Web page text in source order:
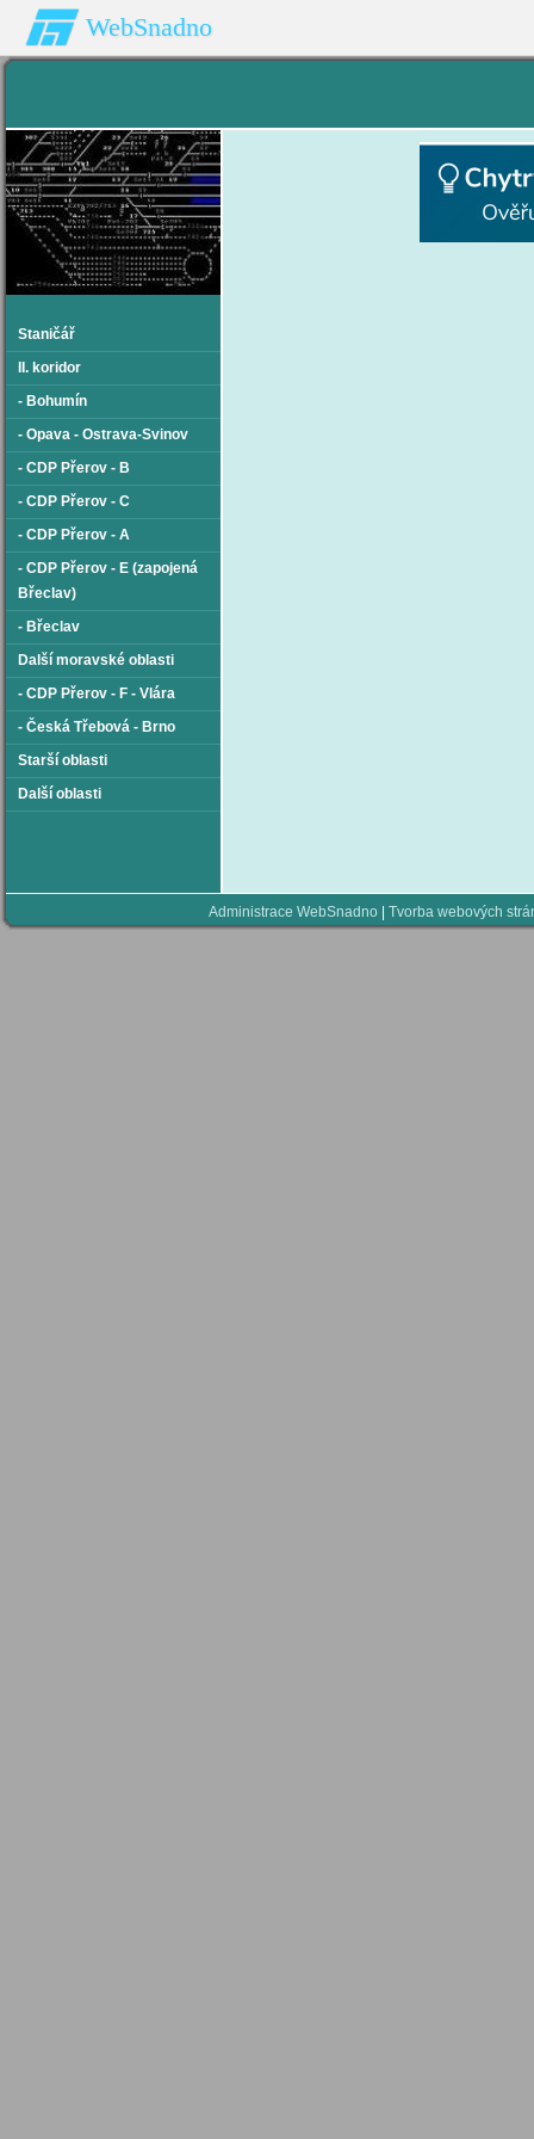
WebSnadno
Staničář
II. koridor
- Bohumín
- Opava - Ostrava-Svinov
- CDP Přerov - B
- CDP Přerov - C
- CDP Přerov - A
- CDP Přerov - E (zapojená
Břeclav)
- Břeclav
Další moravské oblasti
- CDP Přerov - F - Vlára
- Česká Třebová - Brno
Starší oblasti
Další oblasti
Administrace WebSnadno Tvorba webových